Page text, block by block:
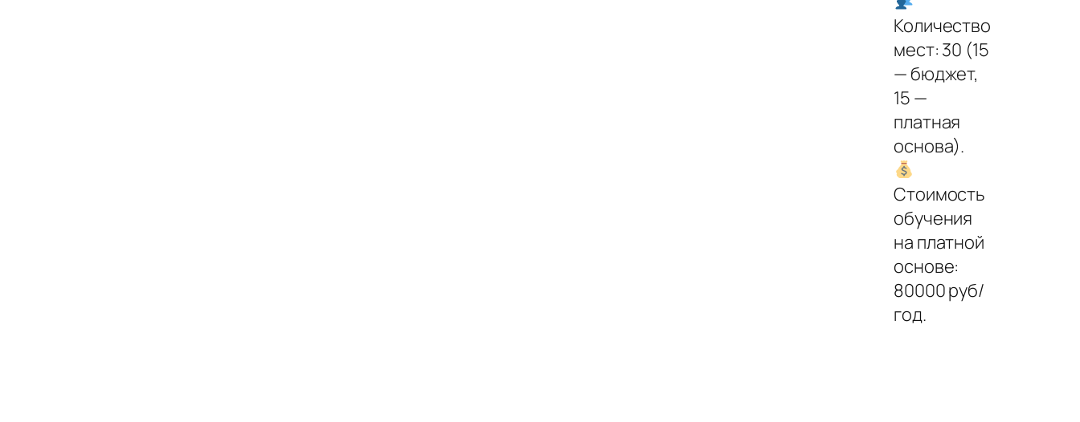
Количество
мест: 30 (15
— бюджет,
15 —
платная
основа).
Стоимость
обучения
на платной
основе:
80000 руб/
год.